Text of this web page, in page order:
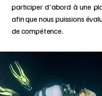
participer d'abord à une
afin que nous puissions
de compétence.